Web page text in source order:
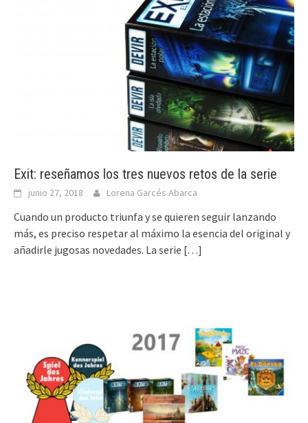
Exit: reseñamos los tres nuevos retos de la serie
junio 27, 2018 Lorena Garcés Abarca
Cuando un producto triunfa y se quieren seguir lanzando
más, es preciso respetar al máximo la esencia del original y
añadirle jugosas novedades. La serie […]